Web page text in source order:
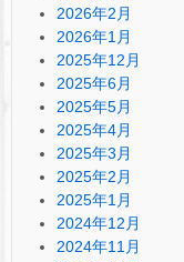
2026年2月
2026年1月
2025年12月
2025年6月
2025年5月
2025年4月
2025年3月
2025年2月
2025年1月
2024年12月
2024年11月